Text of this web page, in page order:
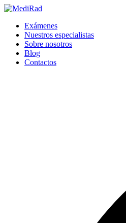
Saltar
contenidoExámenes
Nuestros especialistas
Sobre nosotros
Blog
Contactos